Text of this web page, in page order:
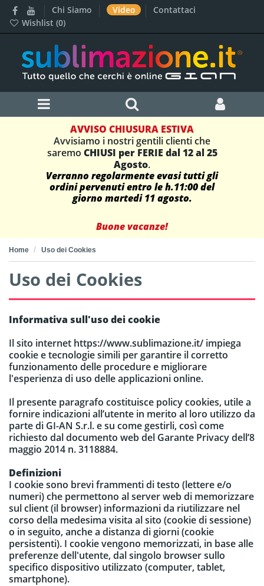
Chi Siamo Video
Contattaci
Wishlist (0)
AVVISO CHIUSURA ESTIVA
Avvisiamo i nostri gentili clienti che
saremo CHIUSI per FERIE dal 12 al 25
Agosto.
Verranno regolarmente evasi tutti gli
ordini pervenuti entro le h.11:00 del
giorno martedi 11 agosto.
Buone vacanze!
Home Uso dei Cookies
Uso dei Cookies
Informativa sull'uso dei cookie
Il sito internet https://www.sublimazione.it/ impiega
cookie e tecnologie simili per garantire il corretto
funzionamento delle procedure e migliorare
l'esperienza di uso delle applicazioni online.
Il presente paragrafo costituisce policy cookies, utile a
fornire indicazioni all’utente in merito al loro utilizzo da
parte di GI-AN S.r.l. e su come gestirli, così come
richiesto dal documento web del Garante Privacy dell’8
maggio 2014 n. 3118884.
Definizioni
I cookie sono brevi frammenti di testo (lettere e/o
numeri) che permettono al server web di memorizzare
sul client (il browser) informazioni da riutilizzare nel
corso della medesima visita al sito (cookie di sessione)
o in seguito, anche a distanza di giorni (cookie
persistenti). I cookie vengono memorizzati, in base alle
preferenze dell'utente, dal singolo browser sullo
specifico dispositivo utilizzato (computer, tablet,
smartphone).